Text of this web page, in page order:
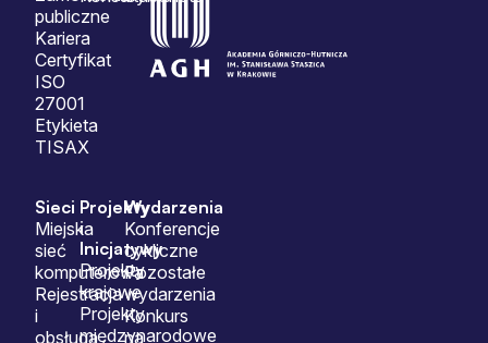
publiczne
Kariera
Certyfikat
ISO
27001
Etykieta
TISAX
Sieci
Miejska
sieć
komputerowa
Rejestracja
i
obsługa
Projekty
i
Inicjatywy
Projekty
krajowe
Projekty
międzynarodowe
Wydarzenia
Konferencje
cykliczne
Pozostałe
wydarzenia
Konkurs
na